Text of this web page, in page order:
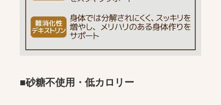
■砂糖不使用・低カロリー